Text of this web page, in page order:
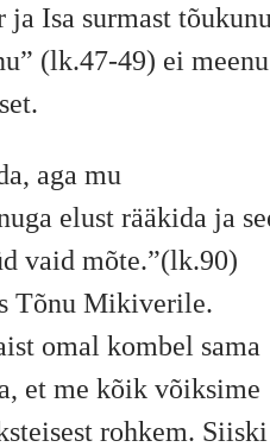
Isa surmast
(lk.47-49) ei meenu
aga mu
elust rääkida ja
vaid mõte.”(lk.90)
Tõnu Mikiverile.
omal kombel sama
et me kõik võiksime
rohkem. Siiski